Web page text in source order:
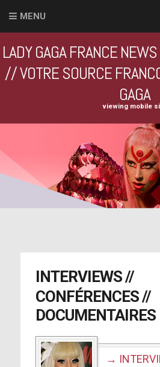
MENU
LADY GAGA FRANCE
// VOTRE SOURCE
GAGA
viewing mobile
INTERVIEWS //
CONFÉRENCES //
DOCUMENTAIRES
→